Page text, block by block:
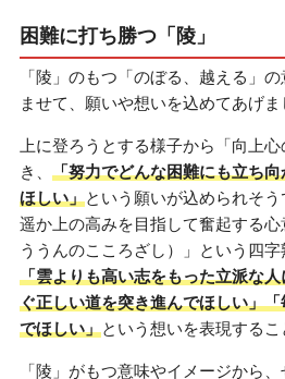
困難に打ち勝つ「陵」
「陵」のもつ「のぼる、越える」
ませて、願いや想いを込めてあげま
上に登ろうとする様子から「向上
き、 「努力でどんな困難にも立ち
ほしい」という願いが込められそ
遥か上の高みを目指して奮起する
ううんのこころざし）」という四字
「雲よりも高い志をもった立派な
ぐ正しい道を突き進んでほしい」
でほしい」という想いを表現するこ
「陵」がもつ意味やイメージから